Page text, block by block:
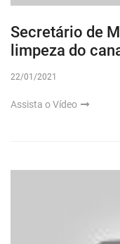
Secretário de
limpeza do
22/01/2021
Assista o Vídeo